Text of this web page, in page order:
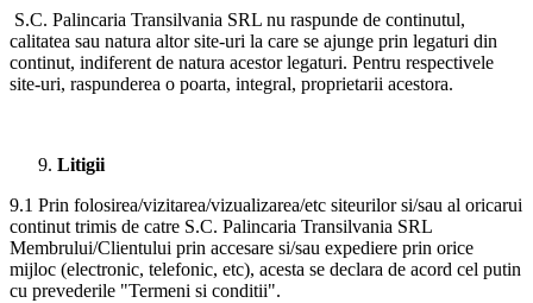
S.C. Palincaria Transilvania SRL nu raspunde de continutul,
calitatea sau natura altor site-uri la care se ajunge prin legaturi din
continut, indiferent de natura acestor legaturi. Pentru respectivele
site-uri, raspunderea o poarta, integral, proprietarii acestora.
Litigii
9.1 Prin folosirea/vizitarea/vizualizarea/etc siteurilor si/sau al oricarui
continut trimis de catre S.C. Palincaria Transilvania SRL
Membrului/Clientului prin accesare si/sau expediere prin orice
mijloc (electronic, telefonic, etc), acesta se declara de acord cel putin
cu prevederile "Termeni si conditii".